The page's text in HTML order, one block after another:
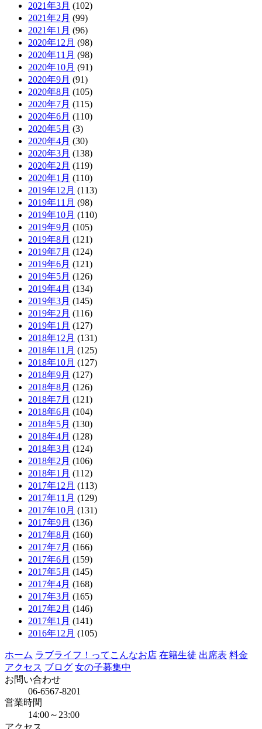
2021年3月 (102)
2021年2月 (99)
2021年1月 (96)
2020年12月 (98)
2020年11月 (98)
2020年10月 (91)
2020年9月 (91)
2020年8月 (105)
2020年7月 (115)
2020年6月 (110)
2020年5月 (3)
2020年4月 (30)
2020年3月 (138)
2020年2月 (119)
2020年1月 (110)
2019年12月 (113)
2019年11月 (98)
2019年10月 (110)
2019年9月 (105)
2019年8月 (121)
2019年7月 (124)
2019年6月 (121)
2019年5月 (126)
2019年4月 (134)
2019年3月 (145)
2019年2月 (116)
2019年1月 (127)
2018年12月 (131)
2018年11月 (125)
2018年10月 (127)
2018年9月 (127)
2018年8月 (126)
2018年7月 (121)
2018年6月 (104)
2018年5月 (130)
2018年4月 (128)
2018年3月 (124)
2018年2月 (106)
2018年1月 (112)
2017年12月 (113)
2017年11月 (129)
2017年10月 (131)
2017年9月 (136)
2017年8月 (160)
2017年7月 (166)
2017年6月 (159)
2017年5月 (145)
2017年4月 (168)
2017年3月 (165)
2017年2月 (146)
2017年1月 (141)
2016年12月 (105)
ホーム ラブライフ！ってこんなお店 在籍生徒 出席表 料金
アクセス ブログ 女の子募集中
お問い合わせ
06-6567-8201
営業時間
14:00～23:00
アクセス